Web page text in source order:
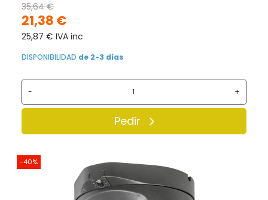
21,38 €
35,64 €
25,87 € IVA inc
DISPONIBILIDAD de 2-3 días
- +
Pedir
-40%